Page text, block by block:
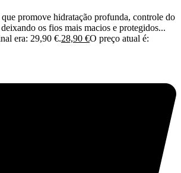
promove hidratação profunda, controle do
os fios mais macios e protegidos...
era: 29,90 €.28,90 €O preço atual é: